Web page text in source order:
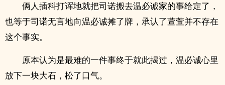
俩人插科打诨地就把司诺搬去温必诚家的事给定了，
也等于司诺无言地向温必诚摊了牌，承认了萱萱并不存在
这个事实。
原本认为是最难的一件事终于就此揭过，温必诚心里
放下一块大石，松了口气。